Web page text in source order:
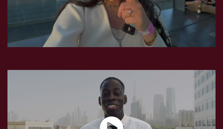
Mobilité internationale à Dubaï avec l'ESG Finance